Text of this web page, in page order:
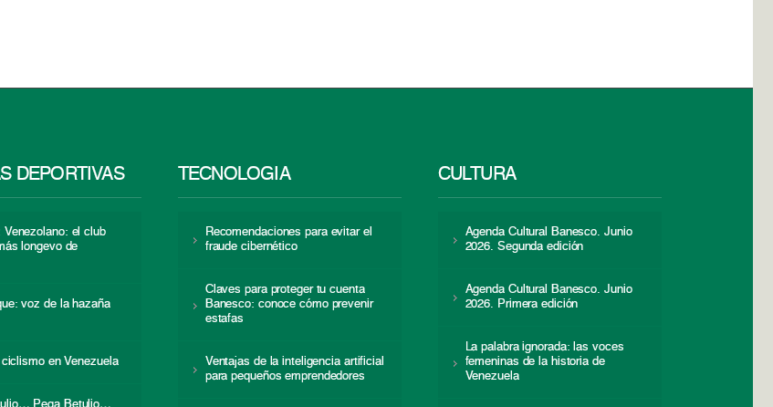
DEPORTIVAS
Venezolano: el club
longevo de
voz de la hazaña
ciclismo en Venezuela
Pega Betulio…
TECNOLOGÍA
Recomendaciones para evitar el
fraude cibernético
Claves para proteger tu cuenta
Banesco: conoce cómo prevenir
estafas
Ventajas de la inteligencia artificial
para pequeños emprendedores
CULTURA
Agenda Cultural Banesco. Junio
2026. Segunda edición
Agenda Cultural Banesco. Junio
2026. Primera edición
La palabra ignorada: las voces
femeninas de la historia de
Venezuela